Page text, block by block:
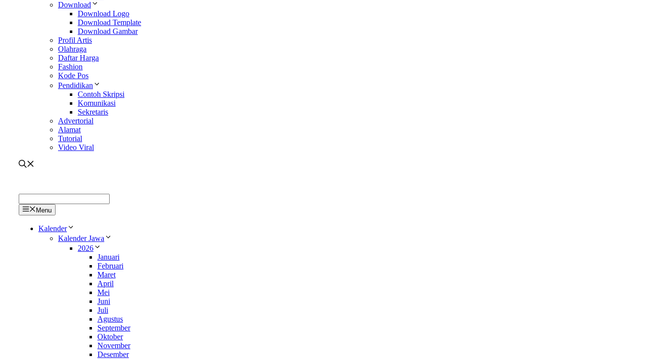
Download
Download Logo
Download Template
Download Gambar
Profil Artis
Olahraga
Daftar Harga
Fashion
Kode Pos
Pendidikan
Contoh Skripsi
Komunikasi
Sekretaris
Advertorial
Alamat
Tutorial
Video Viral
Menu
Kalender
Kalender Jawa
2026
Januari
Februari
Maret
April
Mei
Juni
Juli
Agustus
September
Oktober
November
Desember